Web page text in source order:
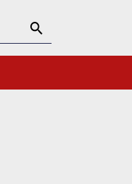
Szukaj